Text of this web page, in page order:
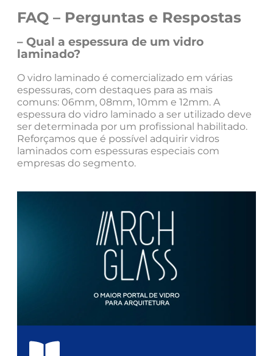
FAQ – Perguntas e Respostas
– Qual a espessura de um vidro
laminado?
O vidro laminado é comercializado em várias
espessuras, com destaques para as mais
comuns: 06mm, 08mm, 10mm e 12mm. A
espessura do vidro laminado a ser utilizado deve
ser determinada por um profissional habilitado.
Reforçamos que é possível adquirir vidros
laminados com espessuras especiais com
empresas do segmento.